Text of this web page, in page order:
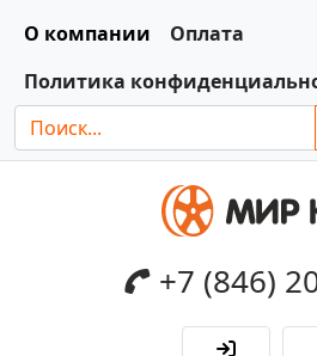
О компании
Оплата
Политика
+7 (846)